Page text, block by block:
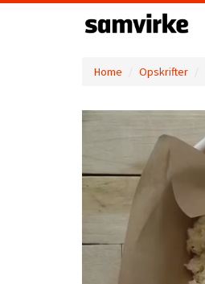
Home Opskrifter